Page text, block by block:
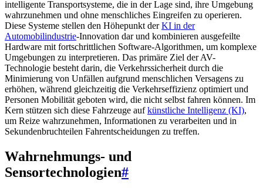
intelligente Transportsysteme, die in der Lage sind, ihre Umgebung
wahrzunehmen und ohne menschliches Eingreifen zu operieren.
Diese Systeme stellen den Höhepunkt derKI in der
Automobilindustrie-Innovation dar und kombinieren ausgefeilte
Hardware mit fortschrittlichen Software-Algorithmen, um komplexe
Umgebungen zu interpretieren. Das primäre Ziel der AV-
Technologie besteht darin, die Verkehrssicherheit durch die
Minimierung von Unfällen aufgrund menschlichen Versagens zu
erhöhen, während gleichzeitig die Verkehrseffizienz optimiert und
Personen Mobilität geboten wird, die nicht selbst fahren können. Im
Kern stützen sich diese Fahrzeuge aufkünstliche Intelligenz (KI),
um Reize wahrzunehmen, Informationen zu verarbeiten und in
Sekundenbruchteilen Fahrentscheidungen zu treffen.
Wahrnehmungs- und
Sensortechnologien#